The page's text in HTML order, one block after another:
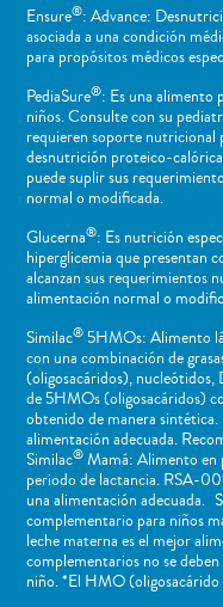
Ensure®: Advance:
asociada a una condición
para propósitos médicos
PediaSure®: Es una alimento
niños​. Consulte con su
requieren soporte nutricional
desnutrición proteico-
puede suplir sus
normal o ​modificada.
Glucerna®: Es nutrición
hiperglicemia que presentan
alcanzan sus requerimientos
alimentación normal o
Similac®5HMOs: Alimento
con una combinación de
(oligosacáridos),
de 5HMOs (oligosacáridos)
obtenido de manera
alimentación adecuada.
Similac®Mamá: Alimento en
periodo de lactancia. RSA-
una alimentación adecuada.
complementario para niños
leche materna es el mejor
complementarios no se
niño. *El HMO